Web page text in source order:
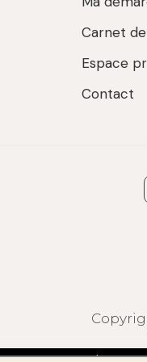
Carnet
Espace
Contact